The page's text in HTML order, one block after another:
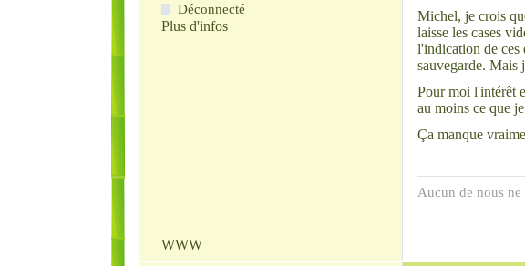
Déconnecté
Plus d'infos
Michel, je crois
laisse les cases
l'indication de ces
sauvegarde. Mais
Pour moi l'intérêt
au moins ce que
Ça manque
Aucun de nous ne
WWW